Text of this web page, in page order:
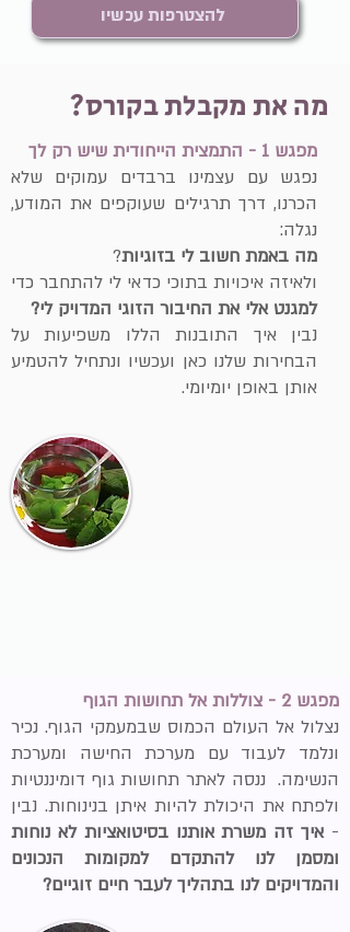
מפגש 2
- צוללות אל תחושות הגוף
נצלול אל העולם הכמוס שבמעמקי הגוף. נכיר
ונלמד לעבוד עם מערכת החישה ומערכת
הנשימה. ננסה לאתר תחושות גוף דומיננטיות
ולפתח את היכולת להיות איתן בנינוחות. נבין
- איך זה משרת אותנו בסיטואציות לא נוחות
ומסמן לנו להתקדם למקומות הנכונים
והמדויקים לנו בתהליך לעבר חיים זוגיים?
להצטרפות עכשיו
מה את מקבלת בקורס?
מפגש 1
- התמצית הייחודית שיש רק לך
נפגש עם עצמינו ברבדים עמוקים שלא
הכרנו, דרך תרגילים שעוקפים את המודע,
נגלה:
מה באמת חשוב לי בזוגיות?
ולאיזה איכויות בתוכי כדאי לי להתחבר כדי
למגנט אלי את החיבור הזוגי המדויק לי?
נבין איך התובנות הללו משפיעות על
הבחירות שלנו כאן ועכשיו ונתחיל להטמיע
אותן באופן יומיומי.